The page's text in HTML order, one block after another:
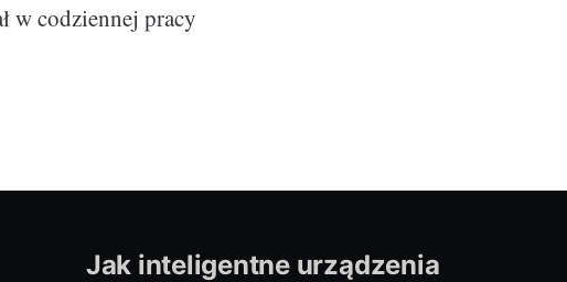
w codziennej pracy
Jak inteligentne urządzenia